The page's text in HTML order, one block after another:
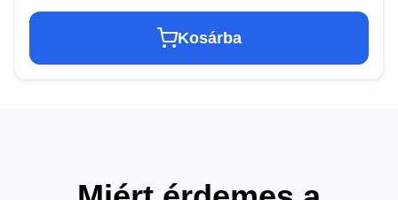
Kosárba